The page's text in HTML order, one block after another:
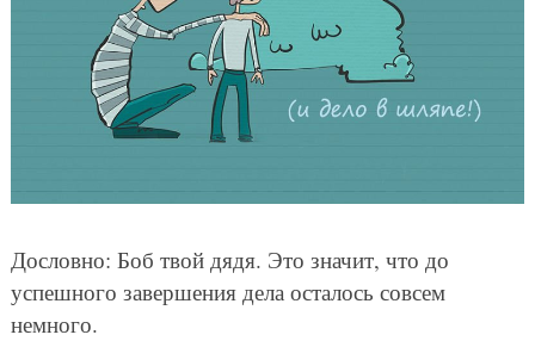
Дословно: Боб твой дядя. Это значит, что до
успешного завершения дела осталось совсем
немного.